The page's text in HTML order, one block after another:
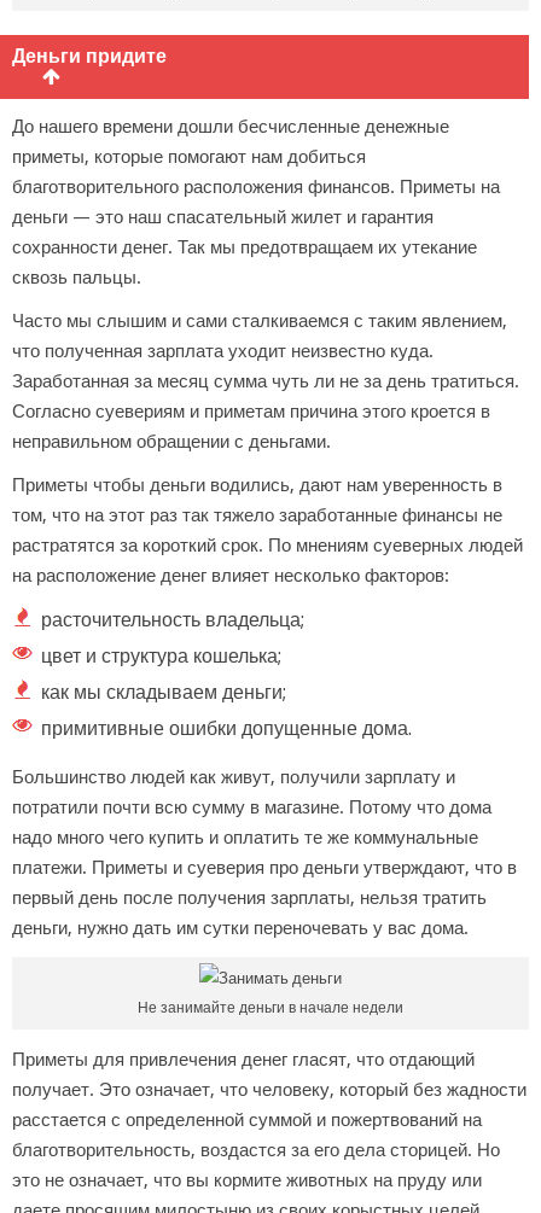
Деньги придите
До нашего времени дошли бесчисленные денежные
приметы, которые помогают нам добиться
благотворительного расположения финансов. Приметы на
деньги — это наш спасательный жилет и гарантия
сохранности денег. Так мы предотвращаем их утекание
сквозь пальцы.
Часто мы слышим и сами сталкиваемся с таким явлением,
что полученная зарплата уходит неизвестно куда.
Заработанная за месяц сумма чуть ли не за день тратиться.
Согласно суевериям и приметам причина этого кроется в
неправильном обращении с деньгами.
Приметы чтобы деньги водились, дают нам уверенность в
том, что на этот раз так тяжело заработанные финансы не
растратятся за короткий срок. По мнениям суеверных людей
на расположение денег влияет несколько факторов:
расточительность владельца;
цвет и структура кошелька;
как мы складываем деньги;
примитивные ошибки допущенные дома.
Большинство людей как живут, получили зарплату и
потратили почти всю сумму в магазине. Потому что дома
надо много чего купить и оплатить те же коммунальные
платежи. Приметы и суеверия про деньги утверждают, что в
первый день после получения зарплаты, нельзя тратить
деньги, нужно дать им сутки переночевать у вас дома.
Не занимайте деньги в начале недели
Приметы для привлечения денег гласят, что отдающий
получает. Это означает, что человеку, который без жадности
расстается с определенной суммой и пожертвований на
благотворительность, воздастся за его дела сторицей. Но
это не означает, что вы кормите животных на пруду или